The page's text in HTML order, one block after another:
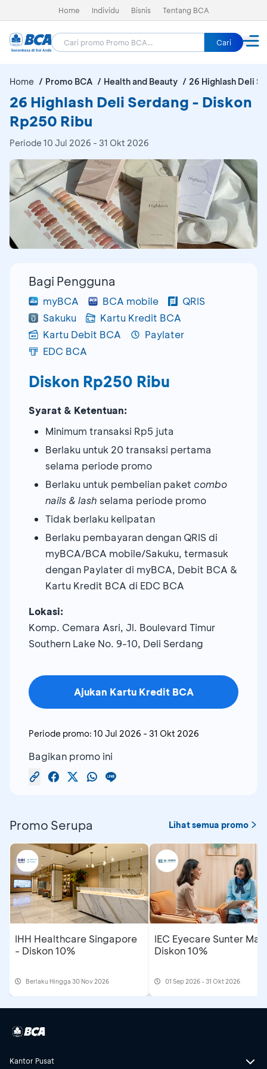
Home Individu Bisnis Tentang BCA
Cari
Home Promo BCA Health and Beauty 26 Highlash Deli
26 Highlash Deli Serdang - Diskon
Rp250 Ribu
Periode 10 Jul 2026 - 31 Okt 2026
Bagi Pengguna
myBCA BCA mobile
QRIS
Sakuku
Kartu Kredit BCA
Kartu Debit BCA
Paylater
EDC BCA
Diskon Rp250 Ribu
Syarat & Ketentuan:
Minimum transaksi Rp5 juta
Berlaku untuk 20 transaksi pertama
selama periode promo
Berlaku untuk pembelian paket combo
nails & lash selama periode promo
Tidak berlaku kelipatan
Berlaku pembayaran dengan QRIS di
myBCA/BCA mobile/Sakuku, termasuk
dengan Paylater di myBCA, Debit BCA &
Kartu Kredit BCA di EDC BCA
Lokasi:
Komp. Cemara Asri, Jl. Boulevard Timur
Southern Lake No. 9-10, Deli Serdang
Ajukan Kartu Kredit BCA
Periode promo: 10 Jul 2026 - 31 Okt 2026
Bagikan promo ini
Promo Serupa Lihat semua promo
IHH Healthcare Singapore
- Diskon 10%
Berlaku Hingga 30 Nov 2026
IEC Eyecare Sunter
Diskon 10%
01 Sep 2026 - 31 Okt 2026
Kantor Pusat